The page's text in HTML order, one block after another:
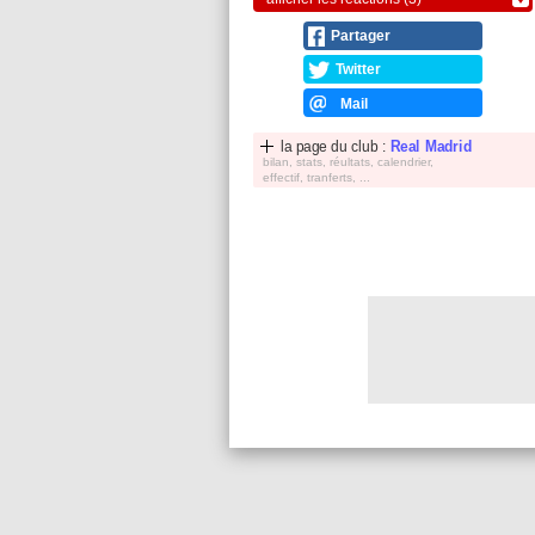
Partager
Twitter
Mail
la page du club : Real Madrid
bilan, stats, réultats, calendrier,
effectif, tranferts, ...